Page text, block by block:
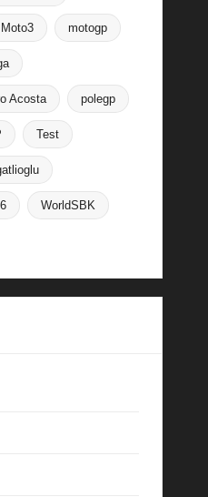
Moto3 motogp
Acosta polegp
Test
WorldSBK